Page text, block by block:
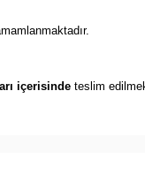
içerisinde teslim